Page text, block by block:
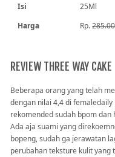
Isi
25Ml
Harga
Rp.
REVIEW THREE WAY CAKE
Beberapa orang yang telah
dengan nilai 4,4 di
rekomended sudah bpom
Ada aja suami yang
bopeng, sudah ga jerawatan
perubahan teksture kulit yang